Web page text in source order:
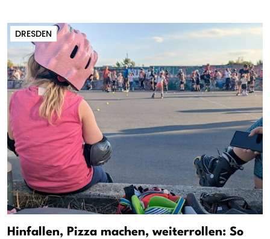
DRESDEN
Hinfallen, Pizza machen, weiterrollen: So